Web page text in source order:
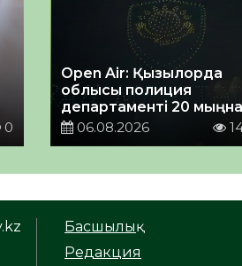
0
Open Air: Қызылорда
облысы полиция
департаменті 20
астам көрерменнің
06.08.2026
Басшылық
Редакция